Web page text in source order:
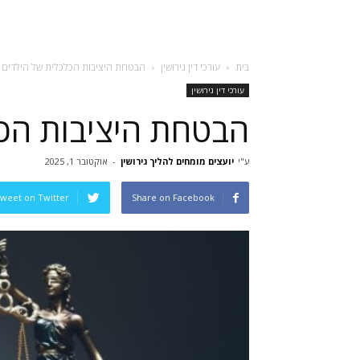
בית עורכי דין גירושין הבטחת היציבות הכלכלית של הילדים
עורכי דין גירושין
הבטחת היציבות
ע"י יועצים מומחים להליך גירושין - אוקטובר 1, 2025
Share on Facebook
on Twitter